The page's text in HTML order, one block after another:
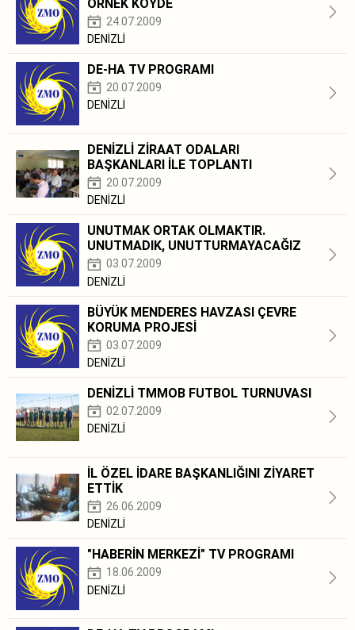
ÖRNEK KÖYDE
24.07.2009
DENİZLİ
DE-HA TV PROGRAMI
20.07.2009
DENİZLİ
DENİZLİ ZİRAAT ODALARI
BAŞKANLARI İLE TOPLANTI
20.07.2009
DENİZLİ
UNUTMAK ORTAK OLMAKTIR.
UNUTMADIK, UNUTTURMAYACAĞIZ
03.07.2009
DENİZLİ
BÜYÜK MENDERES HAVZASI ÇEVRE
KORUMA PROJESİ
03.07.2009
DENİZLİ
DENİZLİ TMMOB FUTBOL TURNUVASI
02.07.2009
DENİZLİ
İL ÖZEL İDARE BAŞKANLIĞINI ZİYARET
ETTİK
26.06.2009
DENİZLİ
"HABERİN MERKEZİ" TV PROGRAMI
18.06.2009
DENİZLİ